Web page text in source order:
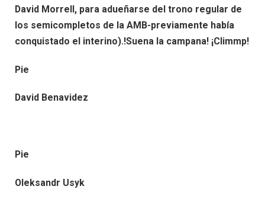
David Morrell, para adueñarse del trono regular de
los semicompletos de la AMB-previamente había
conquistado el interino).!Suena la campana! ¡Climmp!
Pie
David Benavidez
Pie
Oleksandr Usyk